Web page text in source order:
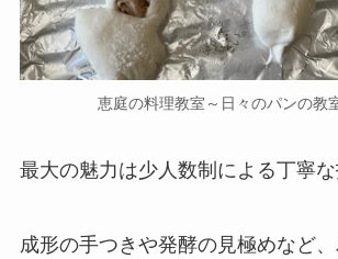
恵庭の料理教室～日々のパンの教
最大の魅力は少人数制による丁寧な
成形の手つきや発酵の見極めなど